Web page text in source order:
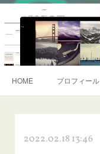
HOME プロフィール
2022.02.18 13:46